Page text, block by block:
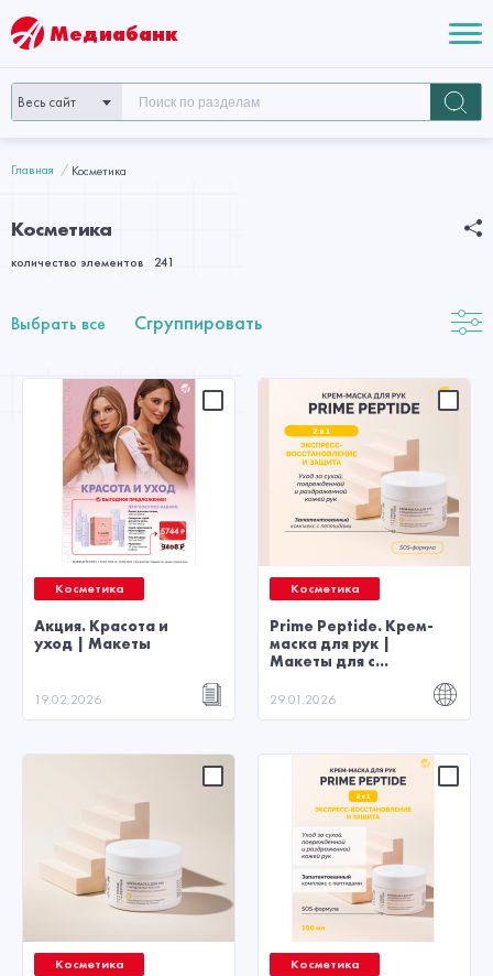
Медиабанк
Весь сайт
Главная Косметика
Косметика
количество элементов 241
Выбрать все Сгруппировать
Косметика
Акция. Красота и
уход | Макеты
19.02.2026
Косметика
Prime Peptide. Крем-
маска для рук |
Макеты для с...
29.01.2026
Косметика Косметика